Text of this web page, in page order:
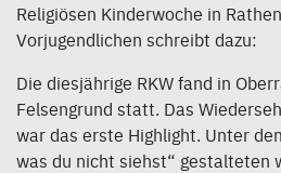
Religiösen Kinderwoche in
Vorjugendlichen schreibt dazu:
Die diesjährige RKW fand in
Felsengrund statt. Das
war das erste Highlight. Unter
was du nicht siehst“ gestalteten